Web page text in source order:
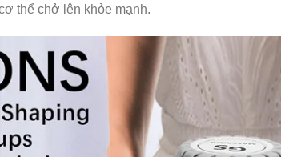
thể chở lên khỏe mạnh.